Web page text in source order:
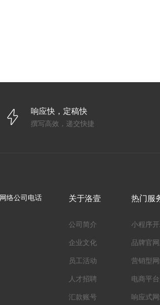
响应快，定稿快
撰写高效，递交快捷
络公司电话 关于洛壹
公司简介
企业文化
员工活动
人才招聘
汇款账号
热门服
小程序
品牌官
营销型
电商平
响应式